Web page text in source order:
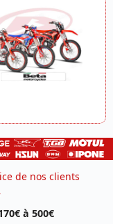
de nos clients
à 500€